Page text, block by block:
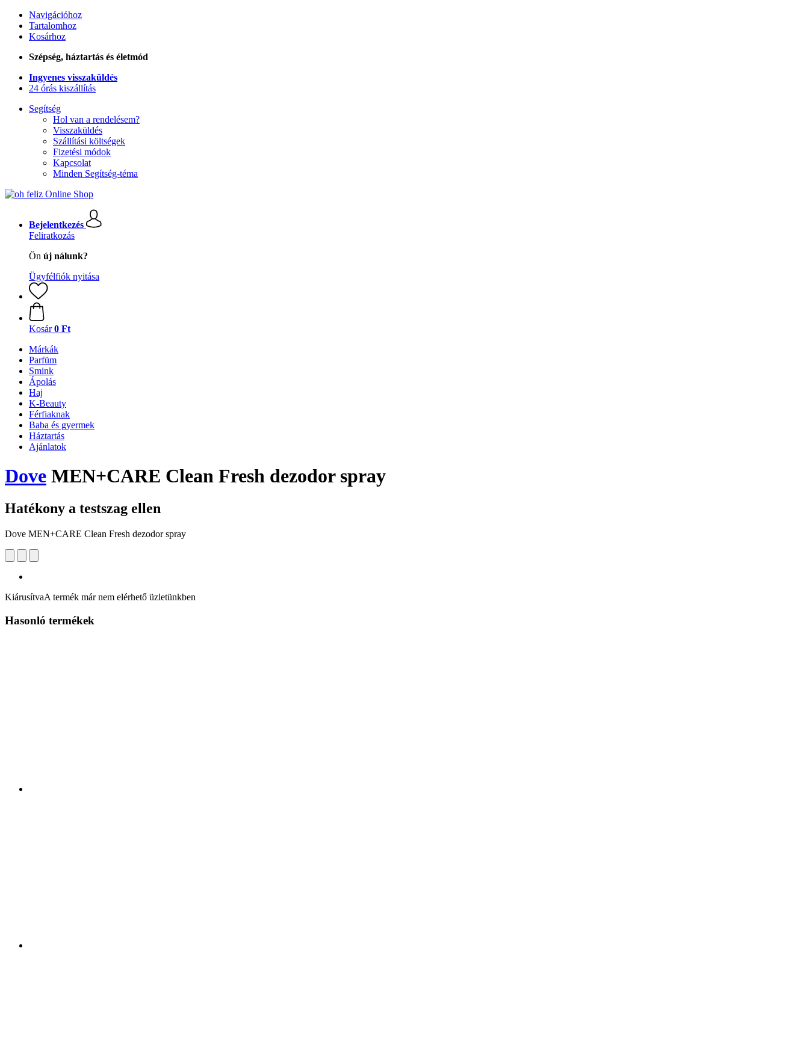
Navigációhoz
Tartalomhoz
Kosárhoz
Szépség, háztartás és életmód
Ingyenes visszaküldés
24 órás kiszállítás
Segítség
Hol van a rendelésem?
Visszaküldés
Szállítási költségek
Fizetési módok
Kapcsolat
Minden Segítség-téma
Bejelentkezés
Feliratkozás
Ön új nálunk?
Ügyfélfiók nyitása
Kosár 0 Ft
Márkák
Parfüm
Smink
Ápolás
Haj
K-Beauty
Férfiaknak
Baba és gyermek
Háztartás
Ajánlatok
Dove MEN+CARE Clean Fresh dezodor spray
Hatékony a testszag ellen
Dove MEN+CARE Clean Fresh dezodor spray
KiárusítvaA termék már nem elérhető üzletünkben
Hasonló termékek